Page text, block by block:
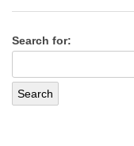
Search for: